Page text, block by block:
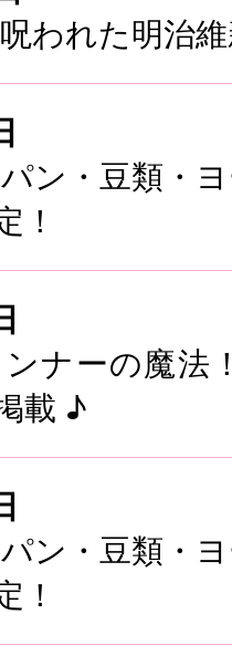
呪われた明治
パン・豆類・
！
ンナーの魔
載 ♪
パン・豆類・
！